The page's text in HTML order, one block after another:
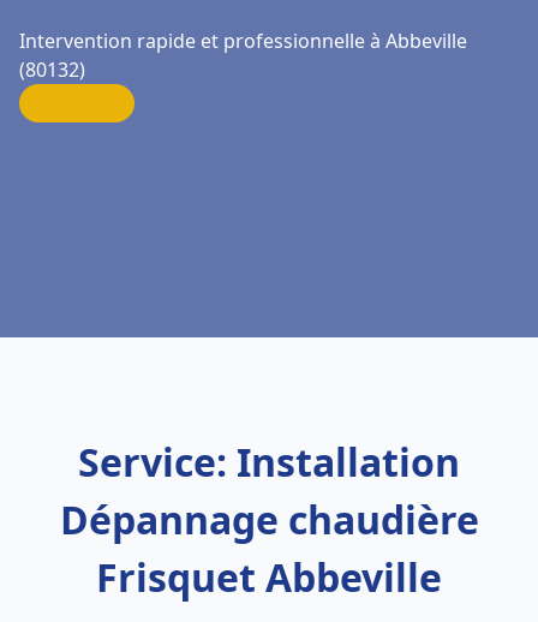
Intervention rapide et professionnelle à Abbeville
(80132)
Service: Installation
Dépannage chaudière
Frisquet Abbeville